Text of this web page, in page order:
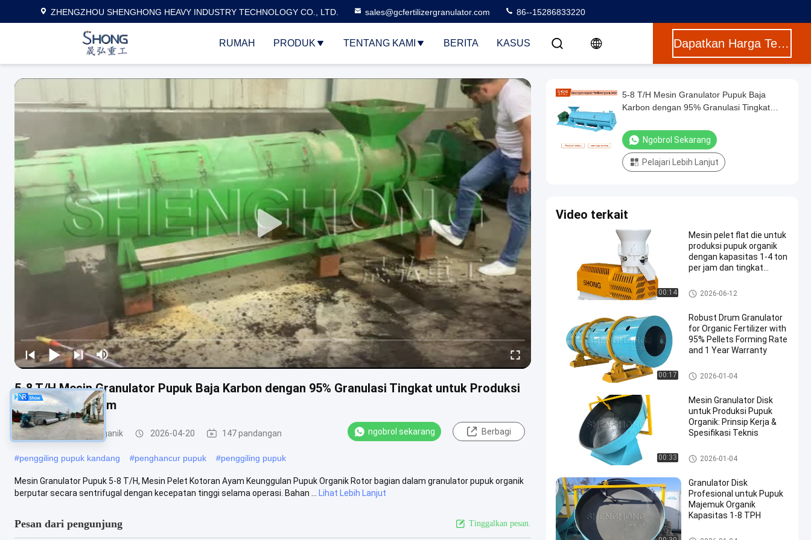
ZHENGZHOU SHENGHONG HEAVY INDUSTRY TECHNOLOGY CO., LTD. sales@gcfertilizergranulator.com 86--15286833220
RUMAH PRODUK TENTANG KAMI BERITA KASUS Dapatkan Harga Terbaik
5-8 T/H Mesin Granulator Pupuk Baja Karbon dengan 95% Granulasi Tingkat untuk Produksi
Pellet Manis Ayam
Granulator pupuk organik 2026-04-20 147 pandangan ngobrol sekarang Berbagi
#penggiling pupuk kandang #penghancur pupuk #penggiling pupuk
Mesin Granulator Pupuk 5-8 T/H, Mesin Pelet Kotoran Ayam Keunggulan Pupuk Organik Rotor bagian dalam granulator pupuk organik
berputar secara sentrifugal dengan kecepatan tinggi selama operasi. Bahan ...
Lihat Lebih Lanjut
Pesan dari pengunjung Tinggalkan pesan.
5-8 T/H Mesin Granulator Pupuk Baja
Karbon dengan 95% Granulasi Tingkat
Ngobrol Sekarang
Pelajari Lebih Lanjut
Video terkait
00:14
Mesin pelet flat die untuk
produksi pupuk organik
dengan kapasitas 1-4 ton
per jam dan tingkat
Granulator pupuk organik
2026-06-12
00:17
Robust Drum Granulator
for Organic Fertilizer with
95% Pellets Forming Rate
and 1 Year Warranty
Granulator pupuk organik
2026-01-04
00:33
Mesin Granulator Disk
untuk Produksi Pupuk
Organik: Prinsip Kerja &
Spesifikasi Teknis
Granulator pupuk organik
2026-01-04
Granulator Disk
Profesional untuk Pupuk
Majemuk Organik
Kapasitas 1-8 TPH
Granulator pupuk organik